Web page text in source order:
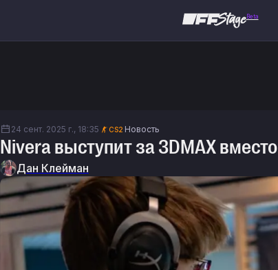
Beta
24 сент. 2025 г., 18:35 CS2 Новость
Nivera выступит за 3DMAX
Дан Клейман